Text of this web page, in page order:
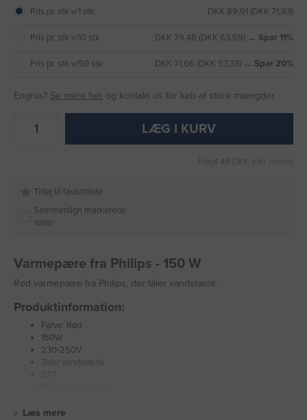
Pris pr. stk v/1 stk DKK 89,91 (DKK 71,93)
Pris pr. stk v/10 stk DKK 79,48 (DKK 63,59) → Spar 11%
Pris pr. stk v/50 stk DKK 71,66 (DKK 57,33) → Spar 20%
Engros? Se mere her og kontakt os for køb af store mængder.
LÆG I KURV
Fragt 49 DKK inkl. moms
Tilføj til favoritliste
Sammenlign markerede
varer
Varmepære fra Philips - 150 W
Rød varmepære fra Philips, der tåler vandstænk.
Produktinformation:
Farve: Rød
150W
230-250V
Tåler vandstænk
Læs mere